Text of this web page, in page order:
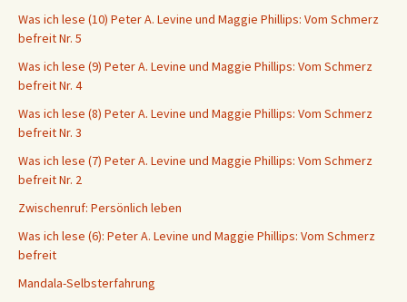
Was ich lese (10) Peter A. Levine und Maggie Phillips: Vom Schmerz
befreit Nr. 5
Was ich lese (9) Peter A. Levine und Maggie Phillips: Vom Schmerz
befreit Nr. 4
Was ich lese (8) Peter A. Levine und Maggie Phillips: Vom Schmerz
befreit Nr. 3
Was ich lese (7) Peter A. Levine und Maggie Phillips: Vom Schmerz
befreit Nr. 2
Zwischenruf: Persönlich leben
Was ich lese (6): Peter A. Levine und Maggie Phillips: Vom Schmerz
befreit
Mandala-Selbsterfahrung